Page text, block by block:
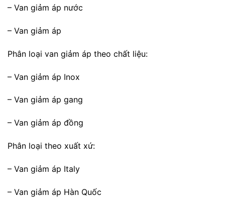
– Van giảm áp nước
– Van giảm áp
Phân loại van giảm áp theo chất liệu:
– Van giảm áp Inox
– Van giảm áp gang
– Van giảm áp đồng
Phân loại theo xuất xứ:
– Van giảm áp Italy
– Van giảm áp Hàn Quốc